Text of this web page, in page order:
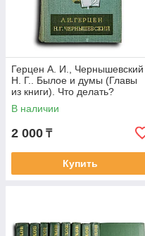
Герцен А. И., Чернышевский
Н. Г.. Былое и думы (Главы
из книги). Что делать?
В наличии
2 000 ₸
Купить